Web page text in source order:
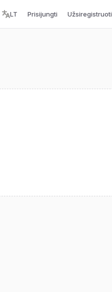
LT Prisijungti Užsiregistruoti